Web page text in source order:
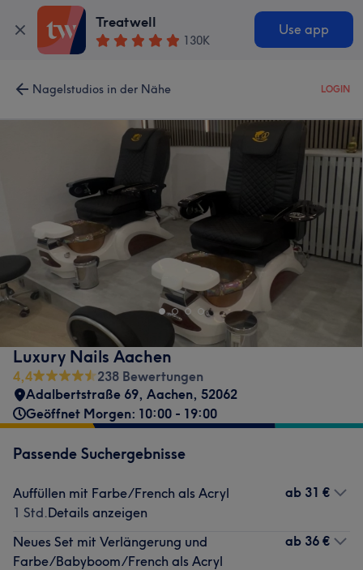
Treatwell
130K
Use app
Nagelstudios in der Nähe LOGIN
Luxury Nails Aachen
4,4
238 Bewertungen
Adalbertstraße 69, Aachen, 52062
Geöffnet Morgen: 10:00 - 19:00
Passende Suchergebnisse
Auffüllen mit Farbe/French als Acryl
1 Std.Details anzeigen
ab 31 €
Neues Set mit Verlängerung und
Farbe/Babyboom/French als Acryl
ab 36 €